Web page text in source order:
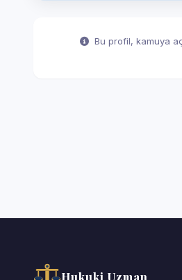
Bu profil, kamuya
Hukuki Uzman